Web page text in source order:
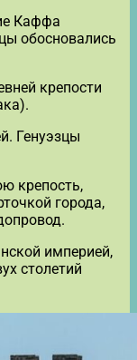
Каффа
обосновались
крепости
Генуэзцы
крепость,
города,
империей,
столетий